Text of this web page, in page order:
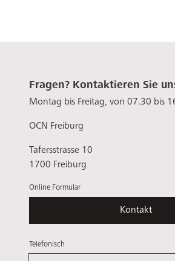
Fragen? Kontaktieren Sie
Montag bis Freitag, von 07.30 bis
OCN Freiburg
Tafersstrasse 10
1700 Freiburg
Online Formular
Kontakt
Telefonisch